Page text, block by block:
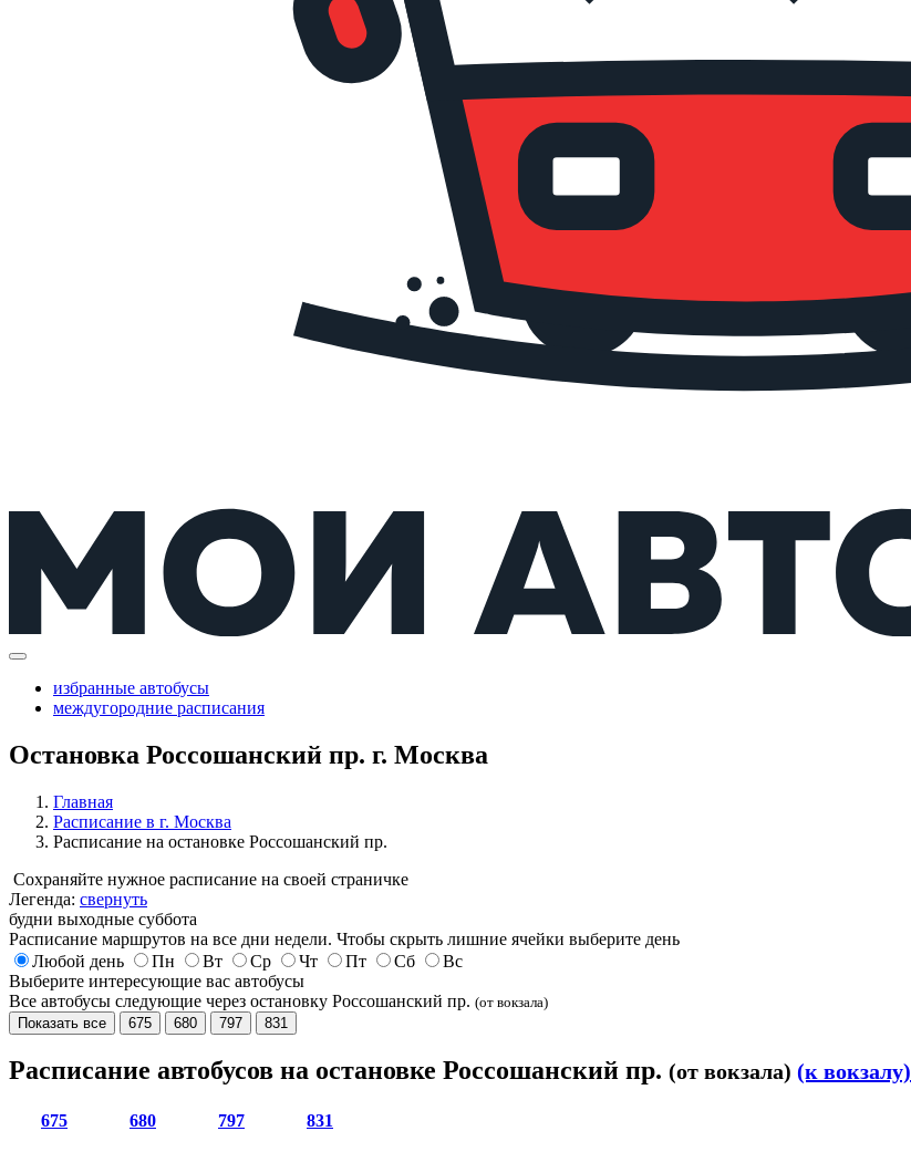
избранные автобусы
междугородние расписания
Остановка Россошанский пр. г. Москва
Главная
Расписание в г. Москва
Расписание на остановке Россошанский пр.
Сохраняйте нужное расписание на своей страничке
Легенда: свернуть
будни выходные суббота
Расписание маршрутов на все дни недели. Чтобы скрыть лишние ячейки выберите день
Любой день
Пн Вт Ср Чт Пт Сб
Вс
Выберите интересующие вас автобусы
Все автобусы следующие через остановку Россошанский пр. (от вокзала)
Показать все
675 680 797 831
Расписание автобусов на остановке Россошанский пр. (от вокзала) (к вокзалу)
675 680 797 831